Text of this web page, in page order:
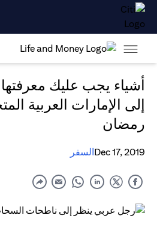
أشياء يجب عليك
إلى الإمارات العربية
رمضان
Dec 17, 2019السفر